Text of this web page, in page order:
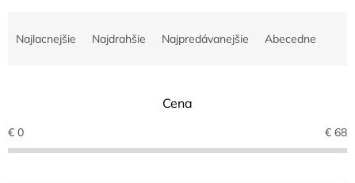
e
p
r
Najlacnejšie Najdrahšie Najpredávanejšie Abecedne
Cena
€ 0 € 68